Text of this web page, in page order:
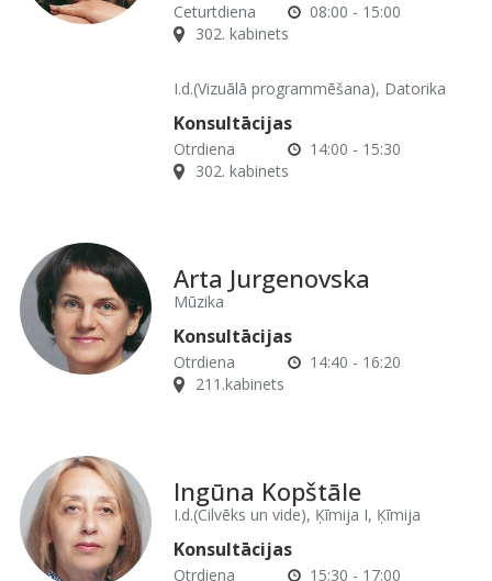
Ceturtdiena
08:00 - 15:00
302. kabinets
I.d.(Vizuālā programmēšana), Datorika
Konsultācijas
Otrdiena
14:00 - 15:30
302. kabinets
Arta Jurgenovska
Mūzika
Konsultācijas
Otrdiena
14:40 - 16:20
211.kabinets
Ingūna Kopštāle
I.d.(Cilvēks un vide), Ķīmija I, Ķīmija
Konsultācijas
Otrdiena
15:30 - 17:00